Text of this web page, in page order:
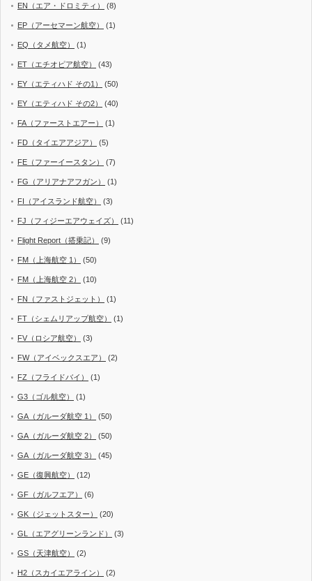
EN（エア・ドロミティ） (8)
EP（アーセマーン航空） (1)
EQ（タメ航空） (1)
ET（エチオピア航空） (43)
EY（エティハド その1） (50)
EY（エティハド その2） (40)
FA（ファーストエアー） (1)
FD（タイエアアジア） (5)
FE（ファーイースタン） (7)
FG（アリアナアフガン） (1)
FI（アイスランド航空） (3)
FJ（フィジーエアウェイズ） (11)
Flight Report（搭乗記） (9)
FM（上海航空 1） (50)
FM（上海航空 2） (10)
FN（ファストジェット） (1)
FT（シェムリアップ航空） (1)
FV（ロシア航空） (3)
FW（アイベックスエア） (2)
FZ（フライドバイ） (1)
G3（ゴル航空） (1)
GA（ガルーダ航空 1） (50)
GA（ガルーダ航空 2） (50)
GA（ガルーダ航空 3） (45)
GE（復興航空） (12)
GF（ガルフエア） (6)
GK（ジェットスター） (20)
GL（エアグリーンランド） (3)
GS（天津航空） (2)
H2（スカイエアライン） (2)